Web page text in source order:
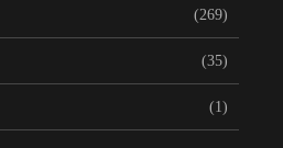
(269)
(35)
(1)